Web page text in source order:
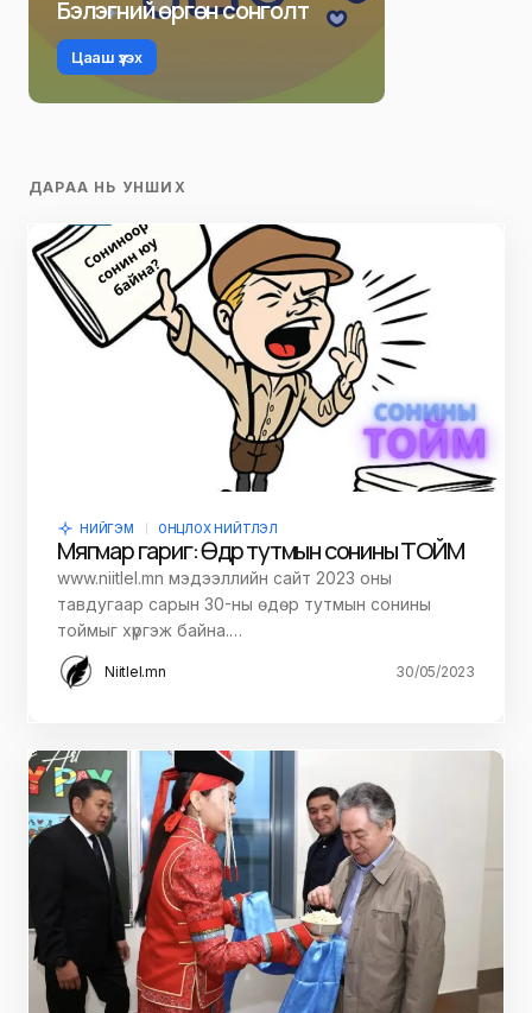
Бэлэгний өргөн сонголт
Цааш үзэх
ДАРАА НЬ УНШИХ
НИЙГЭМ ОНЦЛОХ НИЙТЛЭЛ
Мягмар гариг: Өдөр тутмын сонины ТОЙМ
www.niitlel.mn мэдээллийн сайт 2023 оны
тавдугаар сарын 30-ны өдөр тутмын сонины
тоймыг хүргэж байна.…
Niitlel.mn 30/05/2023